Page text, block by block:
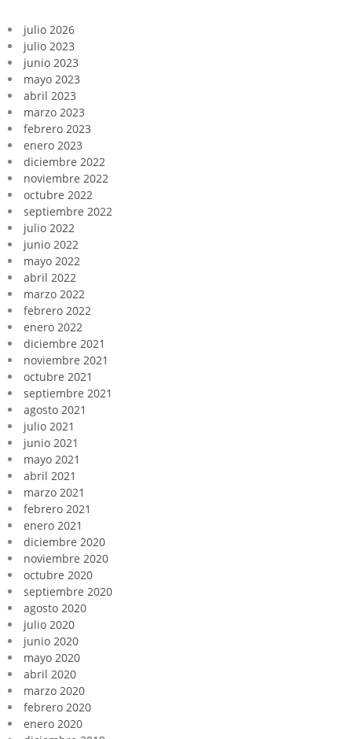
julio 2026
julio 2023
junio 2023
mayo 2023
abril 2023
marzo 2023
febrero 2023
enero 2023
diciembre 2022
noviembre 2022
octubre 2022
septiembre 2022
julio 2022
junio 2022
mayo 2022
abril 2022
marzo 2022
febrero 2022
enero 2022
diciembre 2021
noviembre 2021
octubre 2021
septiembre 2021
agosto 2021
julio 2021
junio 2021
mayo 2021
abril 2021
marzo 2021
febrero 2021
enero 2021
diciembre 2020
noviembre 2020
octubre 2020
septiembre 2020
agosto 2020
julio 2020
junio 2020
mayo 2020
abril 2020
marzo 2020
febrero 2020
enero 2020